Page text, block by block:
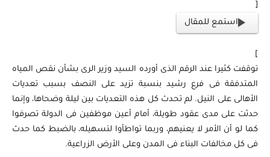
استمع للمقال
توقفت كثيرا عند الرقم الذى أورده السيد وزير الرى بشأن نقص المياه
المتدفقة فى فرع رشيد بنسبة تزيد على النصف بسبب تعديات
الأهالى على النيل. لم تحدث كل هذه التعديات بين ليلة وضحاها، وإنما
حدثت على مدى عقود طويلة، أمام أعين موظفين فى الدولة تصرفوا
كما لو أن الأمر لا يعنيهم، وربما تواطأوا لتسهيله، بالضبط كما حدث
فى كل مخالفات البناء فى المدن وعلى الأرض الزراعية.